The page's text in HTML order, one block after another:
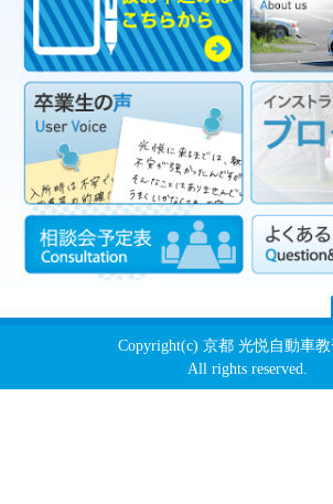
Copyright(c) 京都 光悦自動車
All rights reserved.